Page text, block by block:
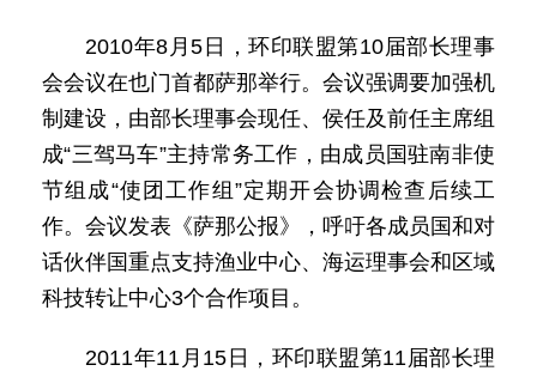
2010年8月5日，环印联盟第10届部长理事
会会议在也门首都萨那举行。会议强调要加强机
制建设，由部长理事会现任、侯任及前任主席组
成“三驾马车”主持常务工作，由成员国驻南非使
节组成“使团工作组”定期开会协调检查后续工
作。会议发表《萨那公报》，呼吁各成员国和对
话伙伴国重点支持渔业中心、海运理事会和区域
科技转让中心3个合作项目。
2011年11月15日，环印联盟第11届部长理